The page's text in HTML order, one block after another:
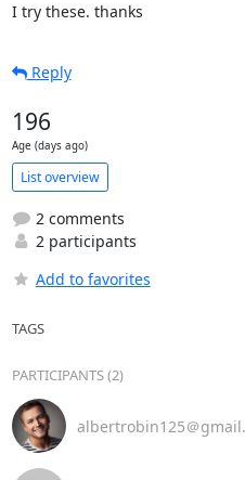
I try these. thanks
Reply
196
Age (days ago)
List overview
2 comments
2 participants
Add to favorites
TAGS
PARTICIPANTS (2)
albertrobin125＠